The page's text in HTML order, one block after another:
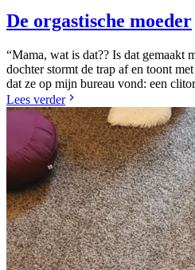
De orgastische moeder
“Mama, wat is dat?? Is dat gemaakt
dochter stormt de trap af en toont
dat ze op mijn bureau vond: een
Lees verder